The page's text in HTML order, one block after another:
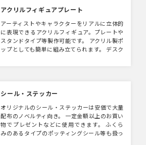
アクリルフィギュアプレート
アーティストやキャラクターをリアルに立体的
に表現できるアクリルフィギュア。プレートや
スタンドタイプ等製作可能です。 アクリル製ポ
ップとしても簡単に組み立てられます。 デスク
にデザイン可能。プレート込みのセットで納品
す。 デザインのアイデアでケースを作成した
り、ステージを再現したりと自由度MAX！
シール・ステッカー
オリジナルのシール・ステッカーは安価で大量
配布のノベルティ向き。 一定金額以上のお買い
物でプレゼントなどに使用できます。 ふくら
みのあるタイプのポッティングシール等も扱っ